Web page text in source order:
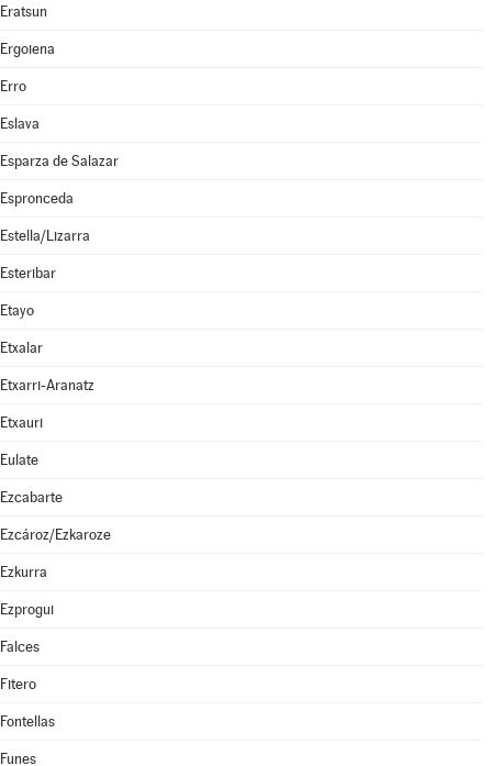
Eratsun
Ergoiena
Erro
Eslava
Esparza de Salazar
Espronceda
Estella/Lizarra
Esteribar
Etayo
Etxalar
Etxarri-Aranatz
Etxauri
Eulate
Ezcabarte
Ezcároz/Ezkaroze
Ezkurra
Ezprogui
Falces
Fitero
Fontellas
Funes